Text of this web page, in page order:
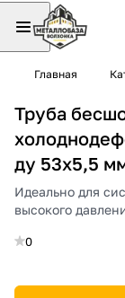
Главная
Труба
ду 53х5,5
Идеально для
высокого
0